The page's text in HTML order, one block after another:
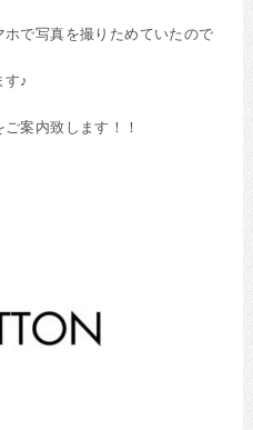
で写真を撮りためていたので
す♪
案内致します！！